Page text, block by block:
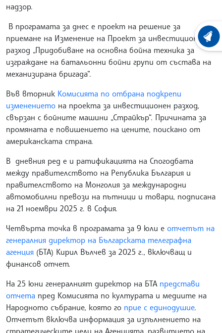
надзор.
В програмата за днес е проект на решение за
приемане на Изменение на Проект за инвестиционен
разход „Придобиване на основна бойна техника за
изграждане на батальонни бойни групи от състава на
механизирана бригада“.
Във вторник Комисията по отбрана подкрепи
изменението на проекта за инвестиционен разход,
свързан с бойните машини „Страйкър“. Причината за
промяната е повишението на цените, поискано от
американската страна.
В дневния ред е и ратификацията на Спогодбата
между правителството на Република България и
правителството на Монголия за международни
автомобилни превози на пътници и товари, подписана
на 21 ноември 2025 г. в София.
Четвърта точка в програмата за 9 юли е отчетът на
генералния директор на Българската телеграфна
агенция (БТА) Кирил Вълчев за 2025 г., включващ и
финансов отчет.
На 25 юни генералният директор на БТА представи
отчета пред Комисията по културата и медиите на
Народното събрание, която го прие с единодушие.
Отчетът включва информация за изпълнението на
стратегическите цели на Агенцията, развитието на